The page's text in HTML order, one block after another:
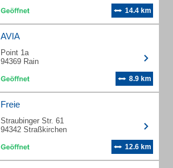
14.4 km
AVIA
Point 1a
94369 Rain
8.9 km
Freie
Straubinger Str. 61
94342 Straßkirchen
12.6 km